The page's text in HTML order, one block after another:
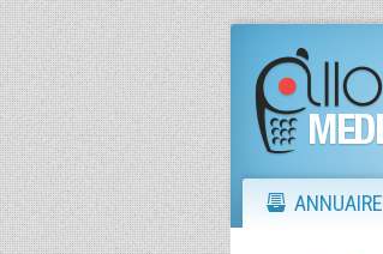
ANNUAIRE